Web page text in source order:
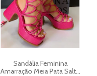
Sandália Feminina
Amarração Meia Pata Salto